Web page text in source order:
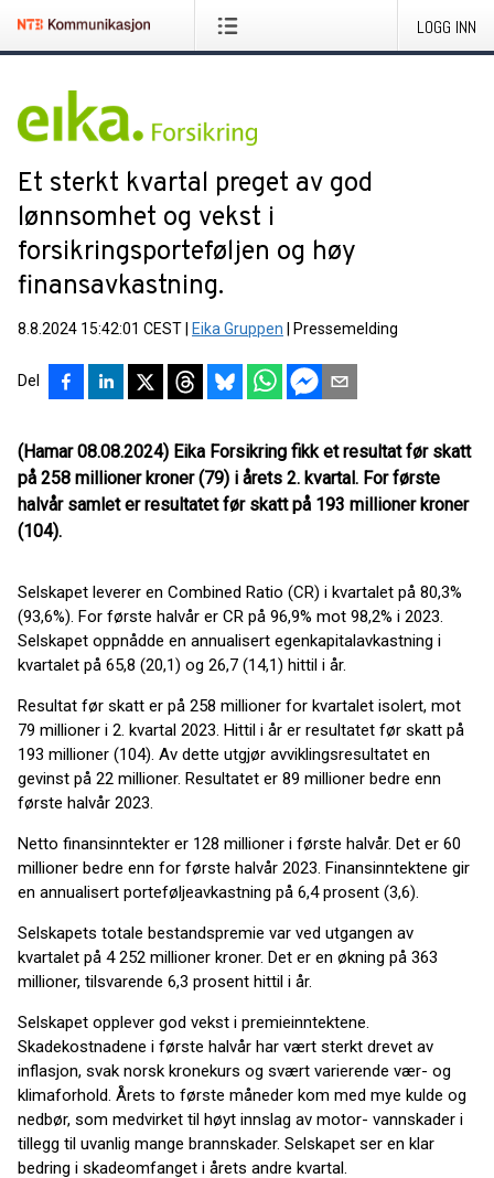
LOGG INN
Et sterkt kvartal preget av god
lønnsomhet og vekst i
forsikringsporteføljen og høy
finansavkastning.
8.8.2024 15:42:01 CEST Eika Gruppen Pressemelding
Del
(Hamar 08.08.2024) Eika Forsikring fikk et resultat før skatt
på 258 millioner kroner (79) i årets 2. kvartal. For første
halvår samlet er resultatet før skatt på 193 millioner kroner
(104).
Selskapet leverer en Combined Ratio (CR) i kvartalet på 80,3%
(93,6%). For første halvår er CR på 96,9% mot 98,2% i 2023.
Selskapet oppnådde en annualisert egenkapitalavkastning i
kvartalet på 65,8 (20,1) og 26,7 (14,1) hittil i år.
Resultat før skatt er på 258 millioner for kvartalet isolert, mot
79 millioner i 2. kvartal 2023. Hittil i år er resultatet før skatt på
193 millioner (104). Av dette utgjør avviklingsresultatet en
gevinst på 22 millioner. Resultatet er 89 millioner bedre enn
første halvår 2023.
Netto finansinntekter er 128 millioner i første halvår. Det er 60
millioner bedre enn for første halvår 2023. Finansinntektene gir
en annualisert porteføljeavkastning på 6,4 prosent (3,6).
Selskapets totale bestandspremie var ved utgangen av
kvartalet på 4 252 millioner kroner. Det er en økning på 363
millioner, tilsvarende 6,3 prosent hittil i år.
Selskapet opplever god vekst i premieinntektene.
Skadekostnadene i første halvår har vært sterkt drevet av
inflasjon, svak norsk kronekurs og svært varierende vær- og
klimaforhold. Årets to første måneder kom med mye kulde og
nedbør, som medvirket til høyt innslag av motor- vannskader i
tillegg til uvanlig mange brannskader. Selskapet ser en klar
bedring i skadeomfanget i årets andre kvartal.